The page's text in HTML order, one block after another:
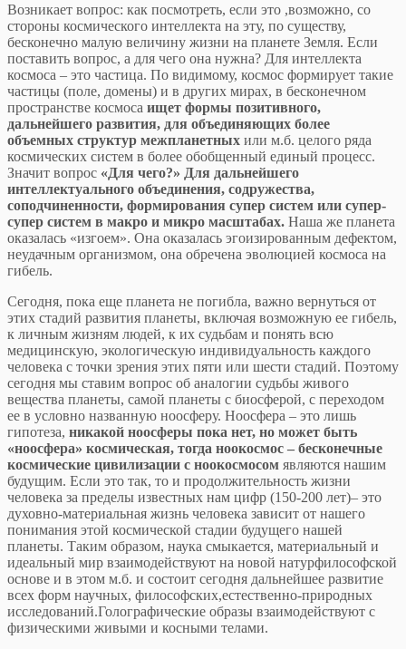
Возникает вопрос: как посмотреть, если это ,возможно, со
стороны космического интеллекта на эту, по существу,
бесконечно малую величину жизни на планете Земля. Если
поставить вопрос, а для чего она нужна? Для интеллекта
космоса – это частица. По видимому, космос формирует такие
частицы (поле, домены) и в других мирах, в бесконечном
пространстве космоса ищет формы позитивного,
дальнейшего развития, для объединяющих более
объемных структур межпланетных или м.б. целого ряда
космических систем в более обобщенный единый процесс.
Значит вопрос «Для чего?» Для дальнейшего
интеллектуального объединения, содружества,
соподчиненности, формирования супер систем или супер-
супер систем в макро и микро масштабах. Наша же планета
оказалась «изгоем». Она оказалась эгоизированным дефектом,
неудачным организмом, она обречена эволюцией космоса на
гибель.
Сегодня, пока еще планета не погибла, важно вернуться от
этих стадий развития планеты, включая возможную ее гибель,
к личным жизням людей, к их судьбам и понять всю
медицинскую, экологическую индивидуальность каждого
человека с точки зрения этих пяти или шести стадий. Поэтому
сегодня мы ставим вопрос об аналогии судьбы живого
вещества планеты, самой планеты с биосферой, с переходом
ее в условно названную ноосферу. Ноосфера – это лишь
гипотеза, никакой ноосферы пока нет, но может быть
«ноосфера» космическая, тогда ноокосмос – бесконечные
космические цивилизации с ноокосмосом являются нашим
будущим. Если это так, то и продолжительность жизни
человека за пределы известных нам цифр (150-200 лет)– это
духовно-материальная жизнь человека зависит от нашего
понимания этой космической стадии будущего нашей
планеты. Таким образом, наука смыкается, материальный и
идеальный мир взаимодействуют на новой натурфилософской
основе и в этом м.б. и состоит сегодня дальнейшее развитие
всех форм научных, философских,естественно-природных
исследований.Голографические образы взаимодействуют с
физическими живыми и косными телами.